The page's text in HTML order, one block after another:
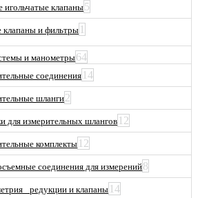
игольчатые клапаны5
клапаны и фильтры 1
и манометры64
соединения 14
шланги2
для измерительных шлангов 12
комплекты 12
соединения для измерений8
редукции и клапаны 14